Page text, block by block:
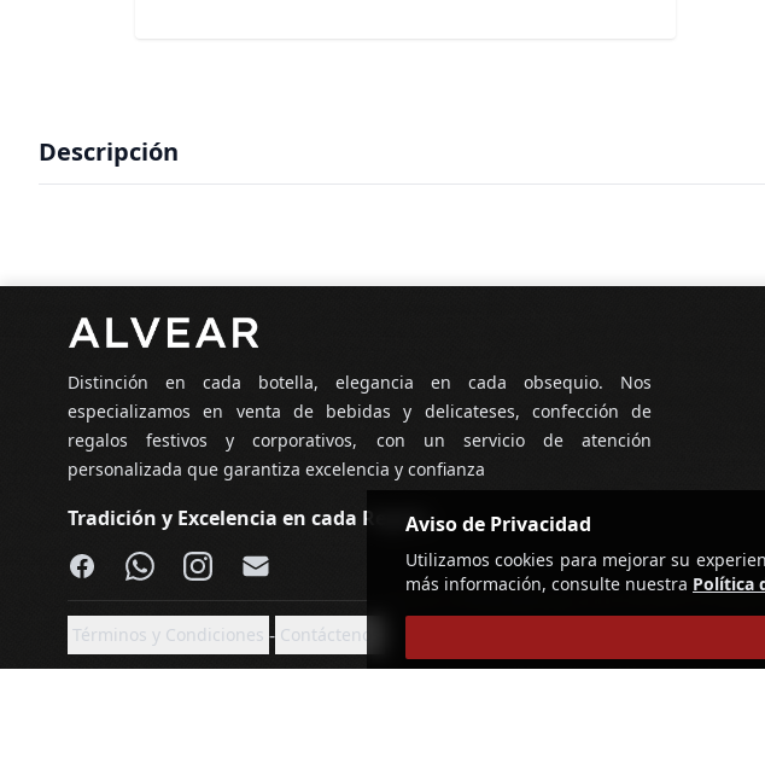
Descripción
Aviso de Privacidad
Utilizamos cookies para mejorar su
más información, consulte nuestra Política
Distinción en cada botella, elegancia en cada obsequio. Nos
especializamos en venta de bebidas y delicateses, confección de
regalos festivos y corporativos, con un servicio de atención
personalizada que garantiza excelencia y confianza
Tradición y Excelencia en cada Regalo
Facebook
WhatsApp
Instagram
Email
Términos y Condiciones - Contáctenos